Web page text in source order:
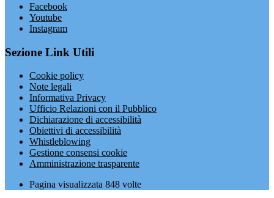
Facebook
Youtube
Instagram
Sezione Link Utili
Cookie policy
Note legali
Informativa Privacy
Ufficio Relazioni con il Pubblico
Dichiarazione di accessibilità
Obiettivi di accessibilità
Whistleblowing
Gestione consensi cookie
Amministrazione trasparente
Pagina visualizzata 848 volte